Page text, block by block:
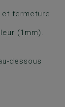
fermeture
(1mm).
dessous